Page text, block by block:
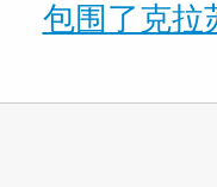
包围了克拉